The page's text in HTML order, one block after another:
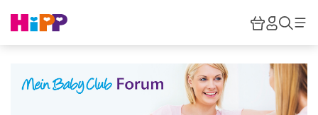
HiPP